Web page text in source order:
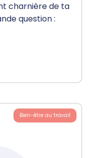
charnière de ta
question :
Bien-être au travail